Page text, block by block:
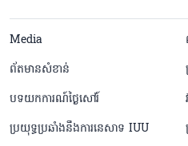
menu footer tiếng
Media
ព័តមានសំខាន់
បទយកការណ៍ថ្ងៃសៅរ៍
ប្រយុទ្ធប្រឆាំងនឹងការនេសាទ IUU